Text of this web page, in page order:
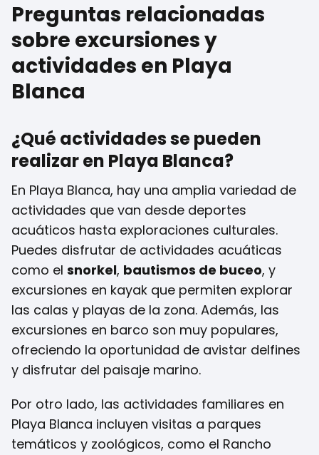
Preguntas relacionadas
sobre excursiones y
actividades en Playa
Blanca
¿Qué actividades se pueden
realizar en Playa Blanca?
En Playa Blanca, hay una amplia variedad de
actividades que van desde deportes
acuáticos hasta exploraciones culturales.
Puedes disfrutar de actividades acuáticas
como el snorkel, bautismos de buceo, y
excursiones en kayak que permiten explorar
las calas y playas de la zona. Además, las
excursiones en barco son muy populares,
ofreciendo la oportunidad de avistar delfines
y disfrutar del paisaje marino.
Por otro lado, las actividades familiares en
Playa Blanca incluyen visitas a parques
temáticos y zoológicos, como el Rancho